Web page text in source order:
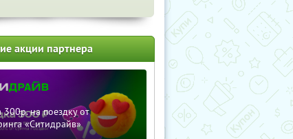
акции партнера
300р. на поездку от
«Ситидрайв»